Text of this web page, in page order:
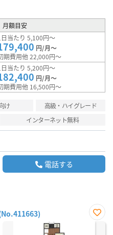
月額目安
日当たり 5,100円～
円/月～
期費用他 22,000円～
日当たり 5,200円～
円/月～
期費用他 16,500円～
け
高級・ハイグレード
インターネット無料
電話する
お気